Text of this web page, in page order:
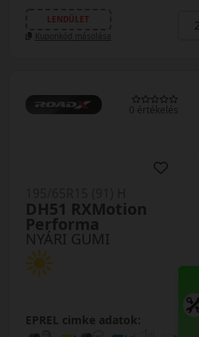
LENDÜLET
Kuponkód másolása
0 értékelés
NYÁRI GUMI
DH51 RXMotion
Performa
EPREL cimke adatok: